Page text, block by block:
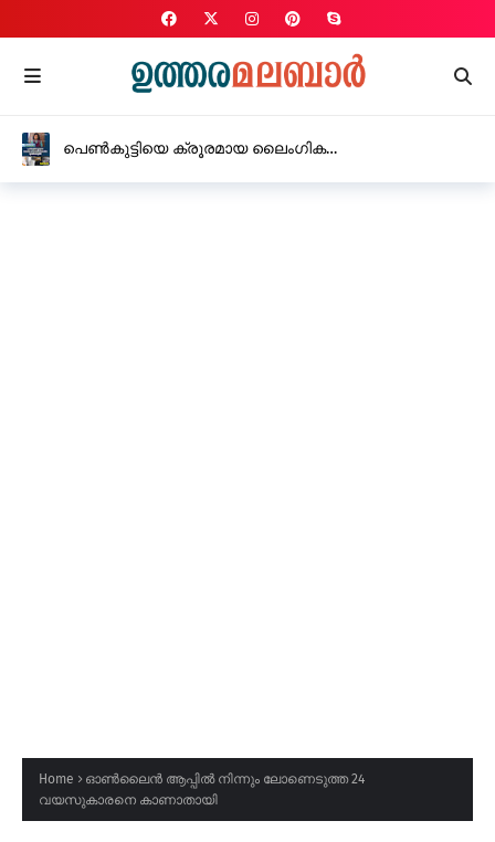
പെൺകുട്ടിയെ ക്രൂരമായ ലൈംഗിക
Home
ഓൺലൈൻ ആപ്പിൽ നിന്നും ലോണെടുത്ത 24
വയസുകാരനെ കാണാതായി